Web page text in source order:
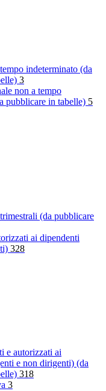
indeterminato (da
3
non a tempo
pubblicare in tabelle) 5
(da pubblicare
ai dipendenti
328
e autorizzati ai
e non dirigenti) (da
318
3